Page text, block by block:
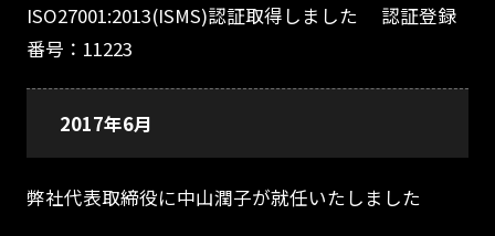
ISO27001:2013(ISMS)認証取得しました 認証登録
番号：11223
2017年6月
弊社代表取締役に中山潤子が就任いたしました